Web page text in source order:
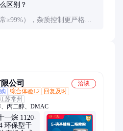
区别？
≥99%），杂质控制更严格，
公司
洽谈
综合体验L2
回复及时
苏常州
丙二醇、DMAC